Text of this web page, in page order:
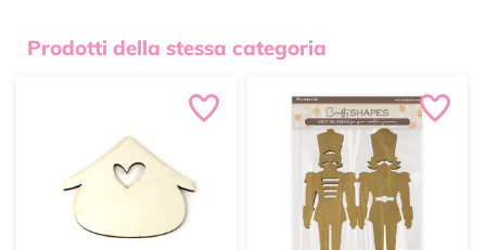
Prodotti della stessa categoria